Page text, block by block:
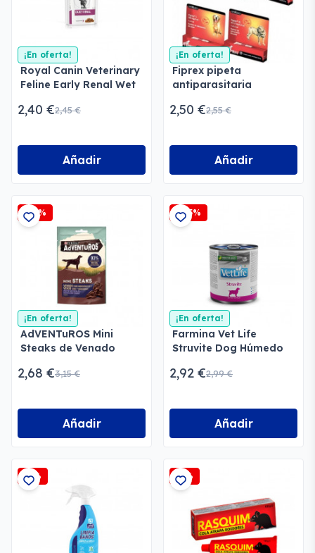
¡En oferta!
Royal Canin Veterinary
Feline Early Renal Wet
2,40 €2,45 €
Añadir
¡En oferta!
Fiprex pipeta
antiparasitaria
2,50 €2,55 €
Añadir
-15%
¡En oferta!
AdVENTuROS Mini
Steaks de Venado
2,68 €3,15 €
Añadir
-2,5%
¡En oferta!
Farmina Vet Life
Struvite Dog Húmedo
2,92 €2,99 €
Añadir
-5% -3%